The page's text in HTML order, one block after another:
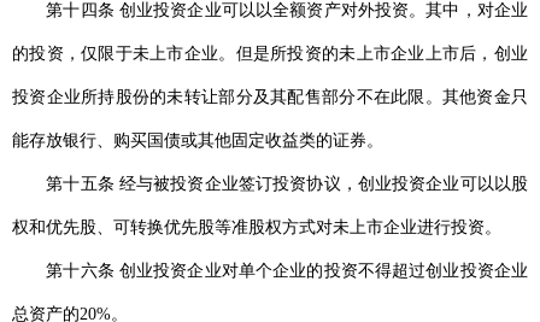
第十四条 创业投资企业可以以全额资产对外投资。其中，对企业
的投资，仅限于未上市企业。但是所投资的未上市企业上市后，创业
投资企业所持股份的未转让部分及其配售部分不在此限。其他资金只
能存放银行、购买国债或其他固定收益类的证券。
第十五条 经与被投资企业签订投资协议，创业投资企业可以以股
权和优先股、可转换优先股等准股权方式对未上市企业进行投资。
第十六条 创业投资企业对单个企业的投资不得超过创业投资企业
总资产的20%。